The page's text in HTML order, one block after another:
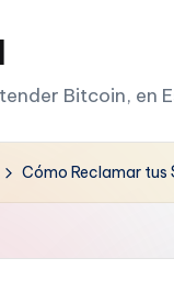
Bitcoin, en
Cómo Reclamar tus